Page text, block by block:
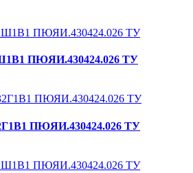
ПЮЯИ.430424.026 ТУ
ПЮЯИ.430424.026 ТУ